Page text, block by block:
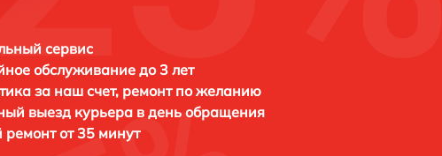
сервис
обслуживание до 3 лет
за наш счет, ремонт по желанию
выезд курьера в день обращения
ремонтот 35 минут